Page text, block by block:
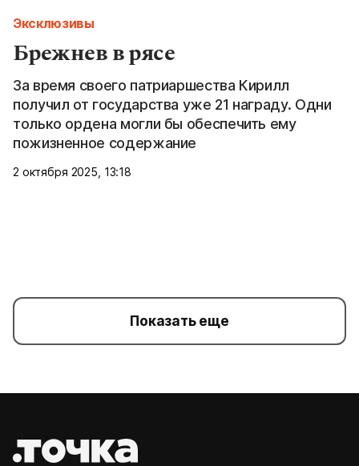
Эксклюзивы
Брежнев в рясе
За время своего патриаршества Кирилл
получил от государства уже 21 награду. Одни
только ордена могли бы обеспечить ему
пожизненное содержание
2 октября 2025, 13:18
Показать еще